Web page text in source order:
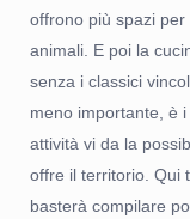
offrono più spazi
animali. E poi la
senza i classici
meno importante, è
attività vi da la
offre il territorio. Qui
basterà compilare